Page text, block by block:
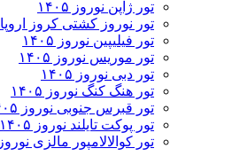
تور ژاپن نوروز ۱۴۰۵
تور نوروز کشتی کروز اروپا ۱۴۰۵
تور فیلیپین نوروز ۱۴۰۵
تور موریس نوروز ۱۴۰۵
تور دبی نوروز ۱۴۰۵
تور هنگ کنگ نوروز ۱۴۰۵
تور قبرس جنوبی نوروز ۱۴۰۵
تور پوکت تایلند نوروز ۱۴۰۵
تور کوالالامپور مالزی نوروز ۱۴۰۵